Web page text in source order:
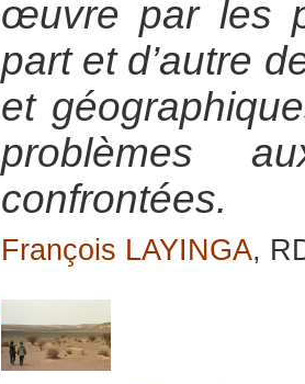
œuvre par les
part et d’autre
et
problèmes
confrontées.
François LAYINGA,